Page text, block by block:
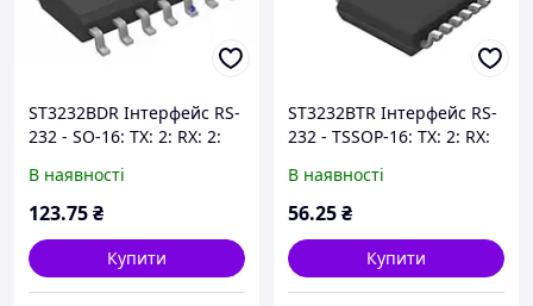
ST3232BDR Інтерфейс RS-
232 - SO-16: TX: 2: RX: 2:
Напруга: від 3 ... 5,5 В.
В наявності
123.75₴
Купити
ST3232BTR Інтерфейс RS-
232 - TSSOP-16: TX: 2: RX:
Напруга: від 3 ... 5,5 В.
В наявності
56.25₴
Купити